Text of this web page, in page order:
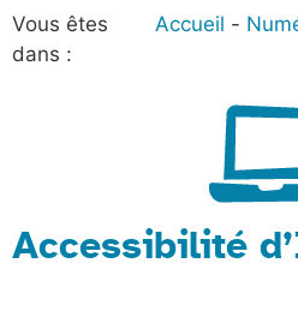
Vous êtes
dans :
Accueil
Accessibilité